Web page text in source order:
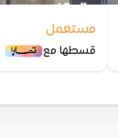
مستعمل
قسطها مع
قيقا